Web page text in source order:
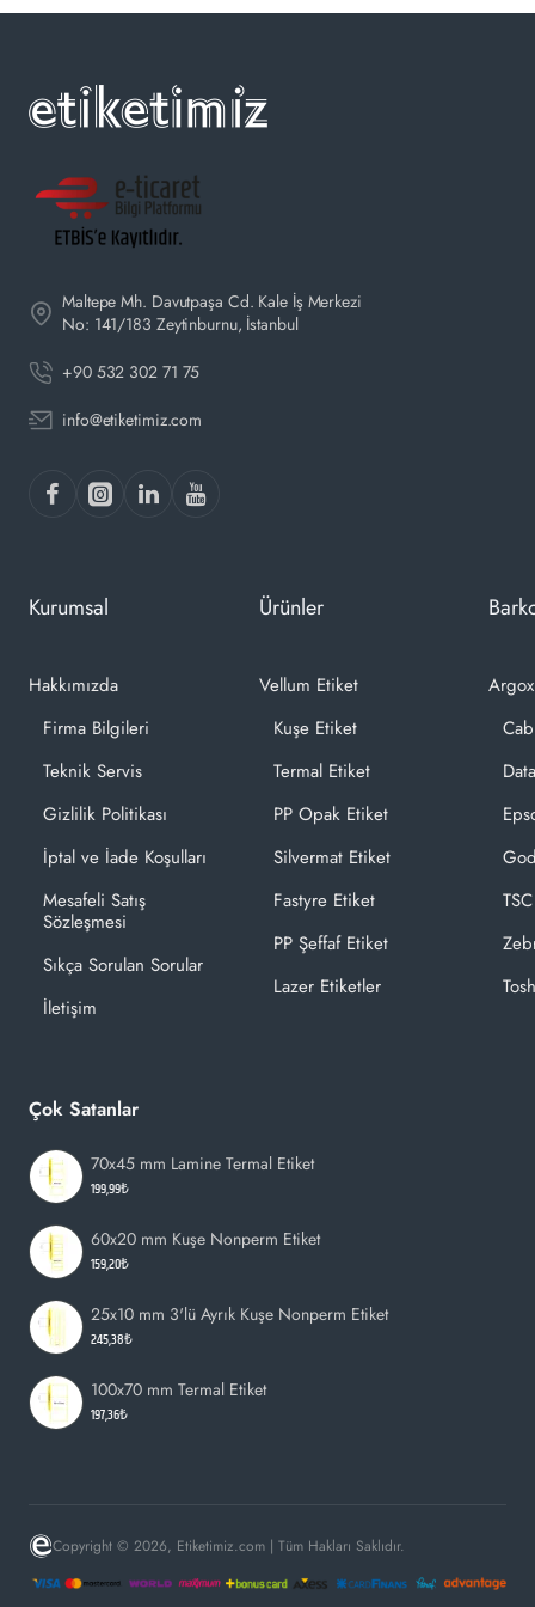
Maltepe Mh. Davutpaşa Cd. Kale İş Merkezi
No: 141/183 Zeytinburnu, İstanbul
+90 532 302 71 75
info@etiketimiz.com
Kurumsal
Hakkımızda
Firma Bilgileri
Teknik Servis
Gizlilik Politikası
İptal ve İade Koşulları
Mesafeli Satış
Sözleşmesi
Sıkça Sorulan Sorular
İletişim
Ürünler
Vellum Etiket
Kuşe Etiket
Termal Etiket
PP Opak Etiket
Silvermat Etiket
Fastyre Etiket
PP Şeffaf Etiket
Lazer Etiketler
Çok Satanlar
70x45 mm Lamine Termal Etiket
199,99₺
60x20 mm Kuşe Nonperm Etiket
159,20₺
25x10 mm 3'lü Ayrık Kuşe Nonperm Etiket
245,38₺
100x70 mm Termal Etiket
197,36₺
Copyright © 2026, Etiketimiz.com | Tüm Hakları Saklıdır.